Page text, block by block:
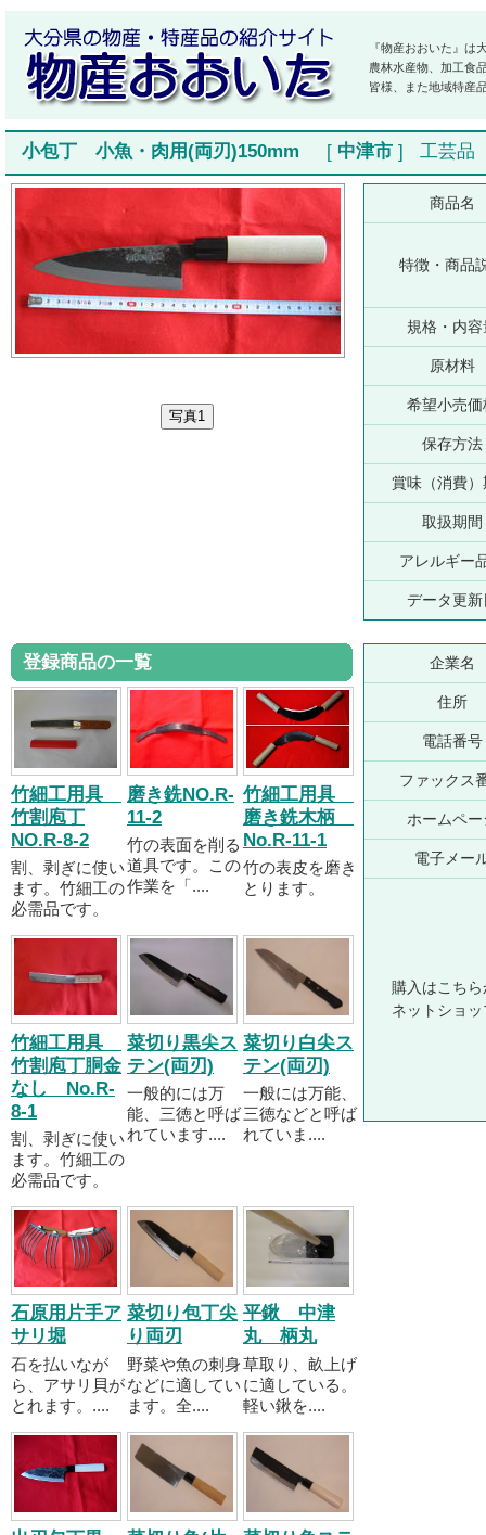
『物産おおいた』は
農林水産物、加工食
皆様、また地域特産
小包丁 小魚・肉用(両刃)150mm [ 中津市 ] 工芸品
商品名
特徴・商品
規格・内容
原材料
希望小売価
保存方法
賞味（消費）
取扱期間
アレルギー
データ更新
登録商品の一覧
竹細工用具
竹割庖丁
NO.R-8-2
割、剥ぎに使い
ます。竹細工の
必需品です。
磨き銑NO.R-
11-2
竹の表面を削る
道具です。この
作業を「....
竹細工用具
磨き銑木柄
No.R-11-1
竹の表皮を磨き
とります。
竹細工用具
竹割庖丁胴金
なし No.R-
8-1
割、剥ぎに使い
ます。竹細工の
必需品です。
菜切り黒尖ス
テン(両刃)
一般的には万
能、三徳と呼ば
れています....
菜切り白尖ス
テン(両刃)
一般には万能、
三徳などと呼ば
れていま....
石原用片手ア
サリ堀
石を払いなが
ら、アサリ貝が
とれます。....
菜切り包丁尖
り両刃
野菜や魚の刺身
などに適してい
ます。全....
平鍬 中津
丸 柄丸
草取り、畝上げ
に適している。
軽い鍬を....
企業名
住所
電話番号
ファックス
ホームペー
電子メー
購入はこちら
ネットショ